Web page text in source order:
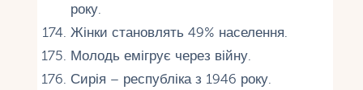
року.
Жінки становлять 49% населення.
Молодь емігрує через війну.
Сирія – республіка з 1946 року.